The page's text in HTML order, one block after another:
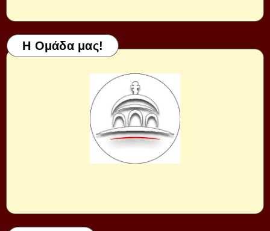
Η Ομάδα μας!